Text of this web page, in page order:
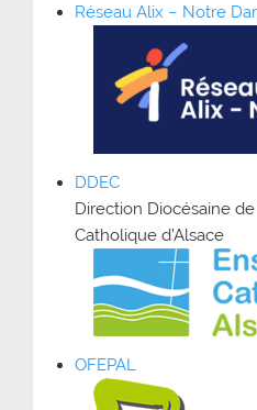
Réseau Alix – Notre
DDEC
Direction Diocésaine
Catholique d’Alsace
OFEPAL